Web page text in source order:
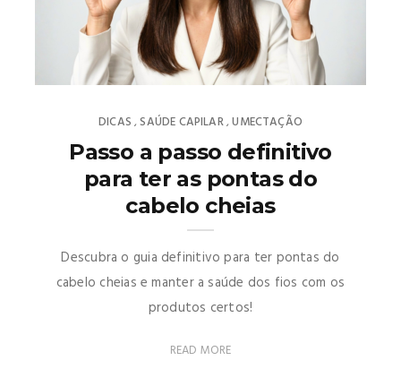
DICAS ,SAÚDE CAPILAR,UMECTAÇÃO
Passo a passo definitivo
para ter as pontas do
cabelo cheias
Descubra o guia definitivo para ter pontas do
cabelo cheias e manter a saúde dos fios com os
produtos certos!
READ MORE